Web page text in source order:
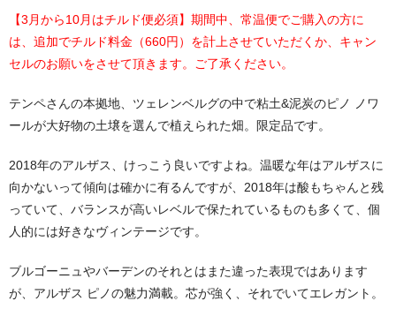
【3月から10月はチルド便必須】期間中、常温便でご購入の方に
は、追加でチルド料金（660円）を計上させていただくか、キャン
セルのお願いをさせて頂きます。ご了承ください。
テンペさんの本拠地、ツェレンベルグの中で粘土&泥炭のピノ ノワ
ールが大好物の土壌を選んで植えられた畑。限定品です。
2018年のアルザス、けっこう良いですよね。温暖な年はアルザスに
向かないって傾向は確かに有るんですが、2018年は酸もちゃんと残
っていて、バランスが高いレベルで保たれているものも多くて、個
人的には好きなヴィンテージです。
ブルゴーニュやバーデンのそれとはまた違った表現ではあります
が、アルザス ピノの魅力満載。芯が強く、それでいてエレガント。